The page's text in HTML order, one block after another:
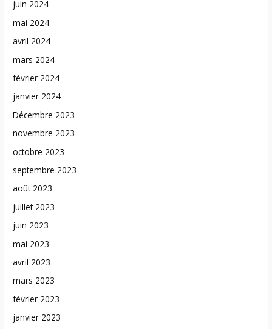
juin 2024
mai 2024
avril 2024
mars 2024
février 2024
janvier 2024
Décembre 2023
novembre 2023
octobre 2023
septembre 2023
août 2023
juillet 2023
juin 2023
mai 2023
avril 2023
mars 2023
février 2023
janvier 2023